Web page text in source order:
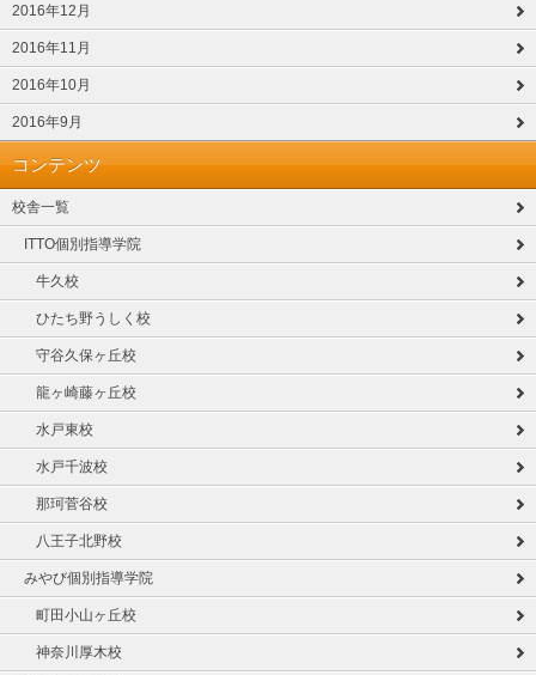
2016年12月
2016年11月
2016年10月
2016年9月
コンテンツ
校舎一覧
ITTO個別指導学院
牛久校
ひたち野うしく校
守谷久保ヶ丘校
龍ヶ崎藤ヶ丘校
水戸東校
水戸千波校
那珂菅谷校
八王子北野校
みやび個別指導学院
町田小山ヶ丘校
神奈川厚木校